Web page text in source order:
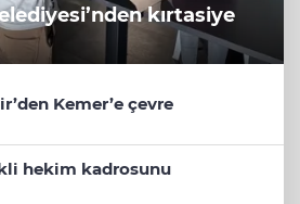
kırtasiye
Kemer’e çevre
hekim kadrosunu